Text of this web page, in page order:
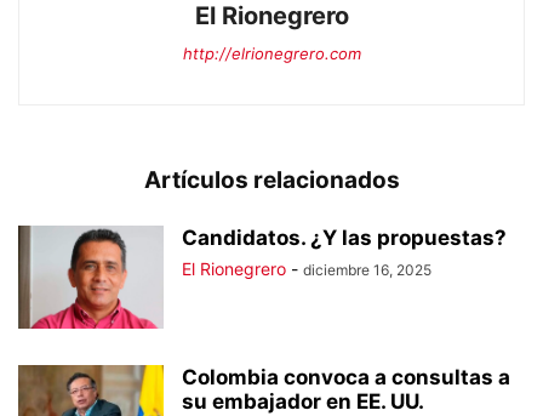
El Rionegrero
http://elrionegrero.com
Artículos relacionados
Candidatos. ¿Y las propuestas?
El Rionegrero - diciembre 16, 2025
Colombia convoca a consultas a
su embajador en EE. UU.